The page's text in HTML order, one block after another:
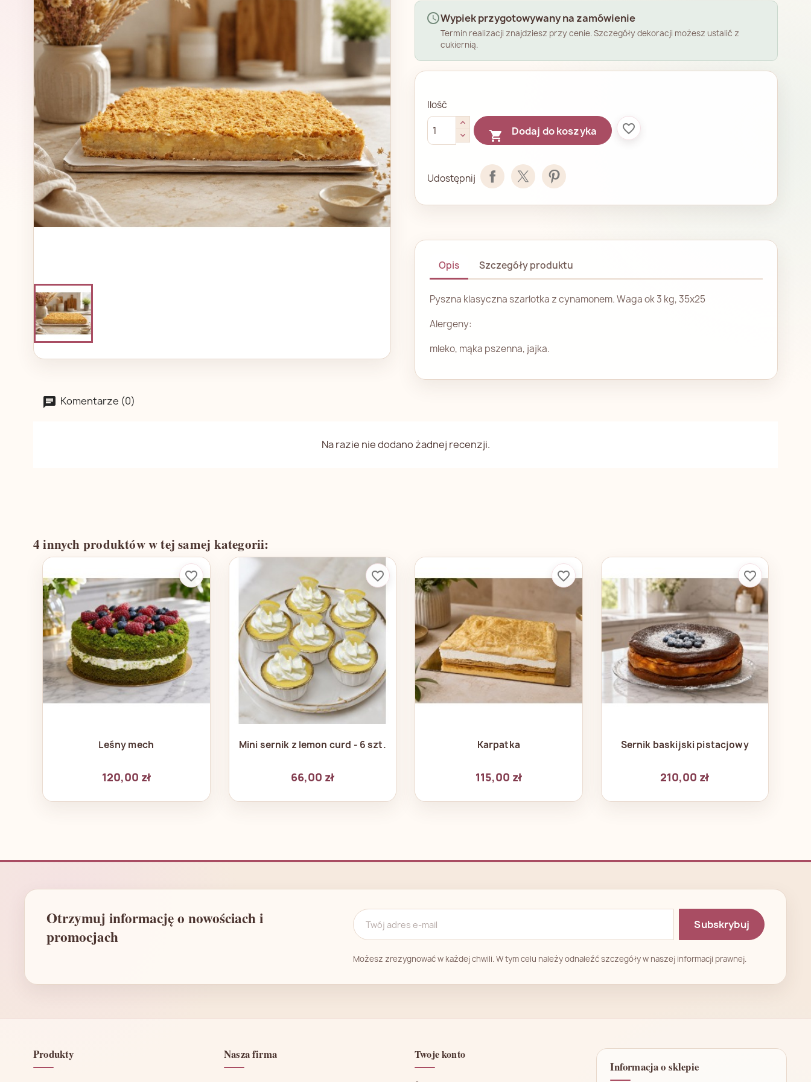
scheduleWypiek przygotowywany na zamówienie
Termin realizacji znajdziesz przy cenie. Szczegóły dekoracji możesz ustalić z
cukiernią.
Ilość
 Dodaj do koszyka favorite_border
Udostępnij
Opis Szczegóły produktu
Pyszna klasyczna szarlotka z cynamonem. Waga ok 3 kg, 35x25
Alergeny:
mleko, mąka pszenna, jajka.
Komentarze (0)
Na razie nie dodano żadnej recenzji.
4 innych produktów w tej samej kategorii:
Szybki podgląd
Leśny mech
120,00 zł
favorite_border

Mini sernik z lemon curd - 6 szt.
66,00 zł
favorite_border
Karpatka
115,00 zł
favorite_border

Sernik baskijski pistacjowy
210,00 zł
favorite_border
Otrzymuj informację o nowościach i
promocjach
Możesz zrezygnować w każdej chwili. W tym celu należy odnaleźć szczegóły w naszej informacji prawnej.
Produkty Nasza firma Twoje konto
Informacja o sklepie